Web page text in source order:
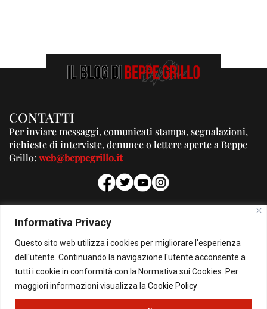
Informativa Privacy
Questo sito web utilizza i cookies per migliorare l'esperienza
dell'utente. Continuando la navigazione l'utente acconsente a
tutti i cookie in conformità con la Normativa sui Cookies. Per
maggiori informazioni visualizza la Cookie Policy
CONTATTI
Per inviare messaggi, comunicati stampa, segnalazioni,
richieste di interviste, denunce o lettere aperte a Beppe
Grillo:web@beppegrillo.it
PUBBLICITA'
Per la tua pubblicità su questo Blog:
pubblicita@beppegrillo.it
HOMEPAGE COOKIE POLICY PRIVACY POLICY CONTATTI